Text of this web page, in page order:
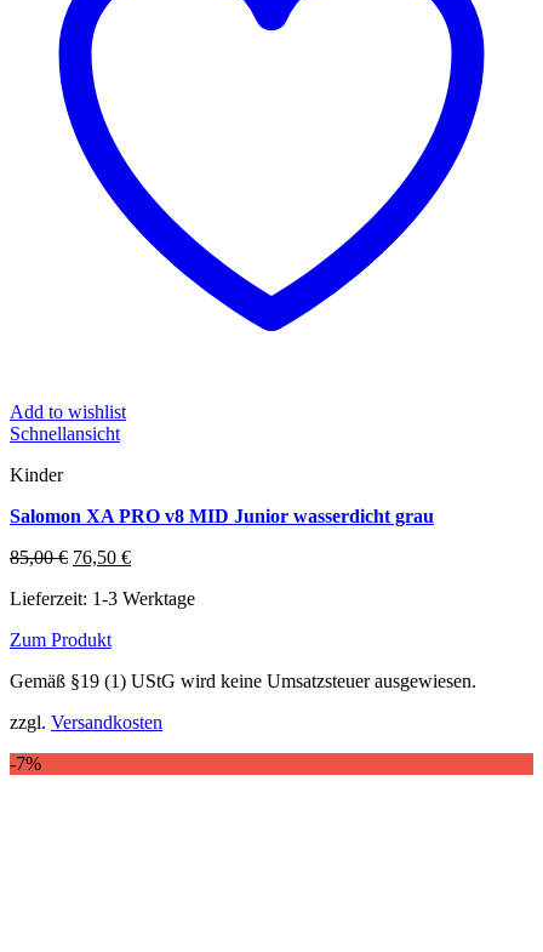
Add to wishlist
Schnellansicht
Kinder
Salomon XA PRO v8 MID Junior wasserdicht grau
85,00€ Ursprünglicher
war:
76,50 €Aktueller
ist:
Lieferzeit: 1-3 Werktage
Zum Produkt
Produkt
mehrere
auf.
Gemäß §19 (1) UStG wird keine Umsatzsteuer ausgewiesen.
zzgl. Versandkosten
-7%